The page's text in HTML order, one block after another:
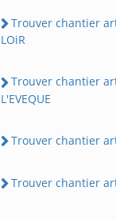
Trouver chantier
LOiR
Trouver chantier
L'EVEQUE
Trouver chantier
Trouver chantier